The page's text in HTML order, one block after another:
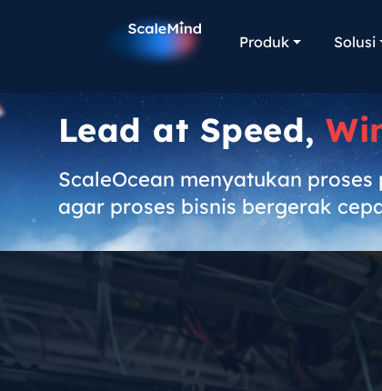
Produk Solusi
Lead at Speed,
ScaleOcean menyatukan
agar proses bisnis bergerak